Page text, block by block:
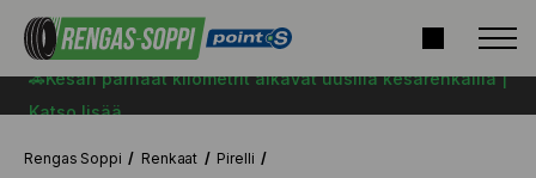
🚗Kesän parhaat kilometrit alkavat uusilla kesärenkailla |
Katso lisää
Rengas Soppi Renkaat
Pirelli